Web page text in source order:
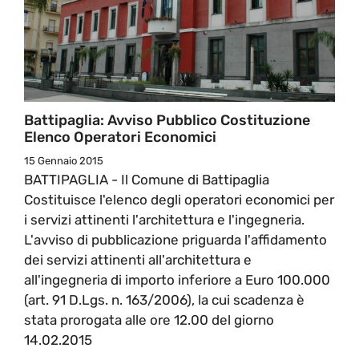
Battipaglia: Avviso Pubblico Costituzione
Elenco Operatori Economici
15 Gennaio 2015
BATTIPAGLIA - Il Comune di Battipaglia
Costituisce l'elenco degli operatori economici per
i servizi attinenti l'architettura e l'ingegneria.
L'avviso di pubblicazione priguarda l'affidamento
dei servizi attinenti all'architettura e
all'ingegneria di importo inferiore a Euro 100.000
(art. 91 D.Lgs. n. 163/2006), la cui scadenza è
stata prorogata alle ore 12.00 del giorno
14.02.2015